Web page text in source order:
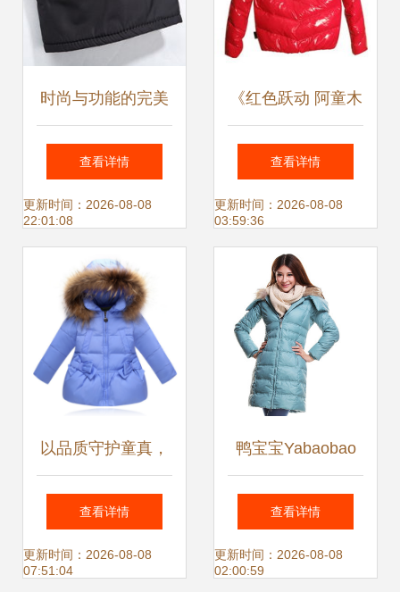
时尚与功能的完美
融合 花花公子男士
短款羽绒服评测
查看详情
更新时间：2026-08-08
22:01:08
《红色跃动 阿童木
IT撞色羽绒外套穿
搭解析》
查看详情
更新时间：2026-08-08
03:59:36
以品质守护童真，
金联维品会中长款
毛领羽绒服温暖女
查看详情
更新时间：2026-08-08
07:51:04
鸭宝宝Yabaobao
反季清仓 湖水绿修
身羽绒服，兼具温
查看详情
更新时间：2026-08-08
02:00:59